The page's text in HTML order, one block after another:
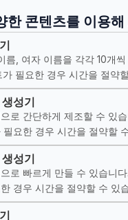
한 콘텐츠를 이용해
름, 여자 이름을 각각 10개
필요한 경우 시간을 절약
성기
로 간단하게 제조할 수 있
요한 경우 시간을 절약할
성기
로 빠르게 만들 수 있습니
경우 시간을 절약할 수 있